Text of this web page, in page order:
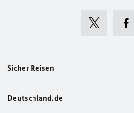
Sicher Reisen
Deutschland.de